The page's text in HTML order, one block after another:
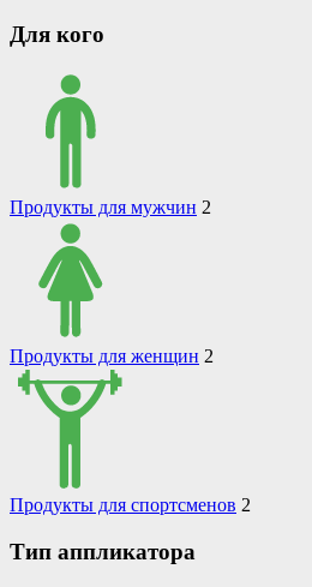
Для кого
Продукты для мужчин 2
Продукты для женщин 2
Продукты для спортсменов 2
Тип аппликатора